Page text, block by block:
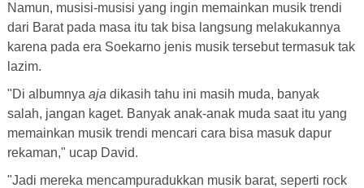
Namun, musisi-musisi yang ingin memainkan musik trendi
dari Barat pada masa itu tak bisa langsung melakukannya
karena pada era Soekarno jenis musik tersebut termasuk tak
lazim.
"Di albumnya aja dikasih tahu ini masih muda, banyak
salah, jangan kaget. Banyak anak-anak muda saat itu yang
memainkan musik trendi mencari cara bisa masuk dapur
rekaman," ucap David.
"Jadi mereka mencampuradukkan musik barat, seperti rock